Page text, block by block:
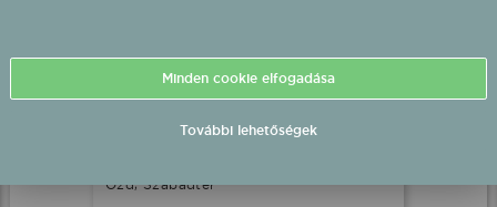
Bestiák Retro Őrület - Miss
Ózd, Szabadtér
Minden cookie elfogadása
További lehetőségek